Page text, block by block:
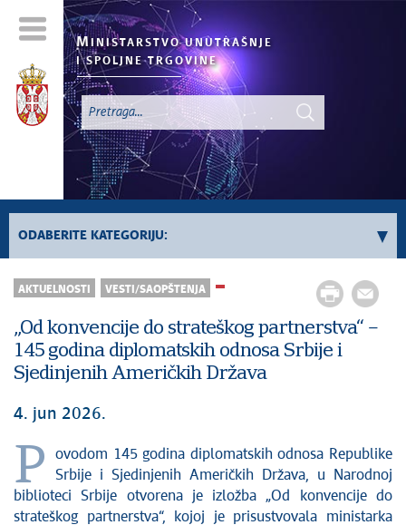
M INISTARSTVO UNUTRAŠNJE
I SPOLJNE TRGOVINE
ODABERITE KATEGORIJU:
Registar „Ne Zovi“
Sve vesti
AKTUELNOSTI VESTI/SAOPŠTENJA
„Od konvencije do strateškog partnerstva“ –
145 godina diplomatskih odnosa Srbije i
Sjedinjenih Američkih Država
4. jun 2026.
P
ovodom 145 godina diplomatskih odnosa Republike
Srbije i Sjedinjenih Američkih Država, u Narodnoj
biblioteci Srbije otvorena je izložba „Od konvencije do
strateškog partnerstva“, kojoj je prisustvovala ministarka